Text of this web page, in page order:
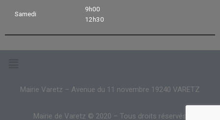
Samedi
9h00
12h30
Mairie Varetz – Avenue du 11 novembre 19240 VARETZ
Mairie de Varetz © 2020 – Tous droits réservés